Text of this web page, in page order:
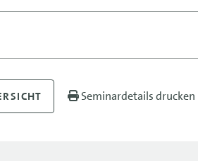
Seminardetails drucken